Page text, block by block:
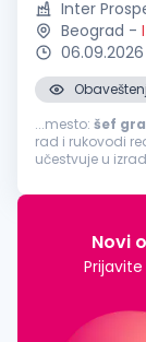
Inter
Beograd -
06.09.2026
...mesto: šef
rad i rukovodi
učestvuje u
snagom,
Novi